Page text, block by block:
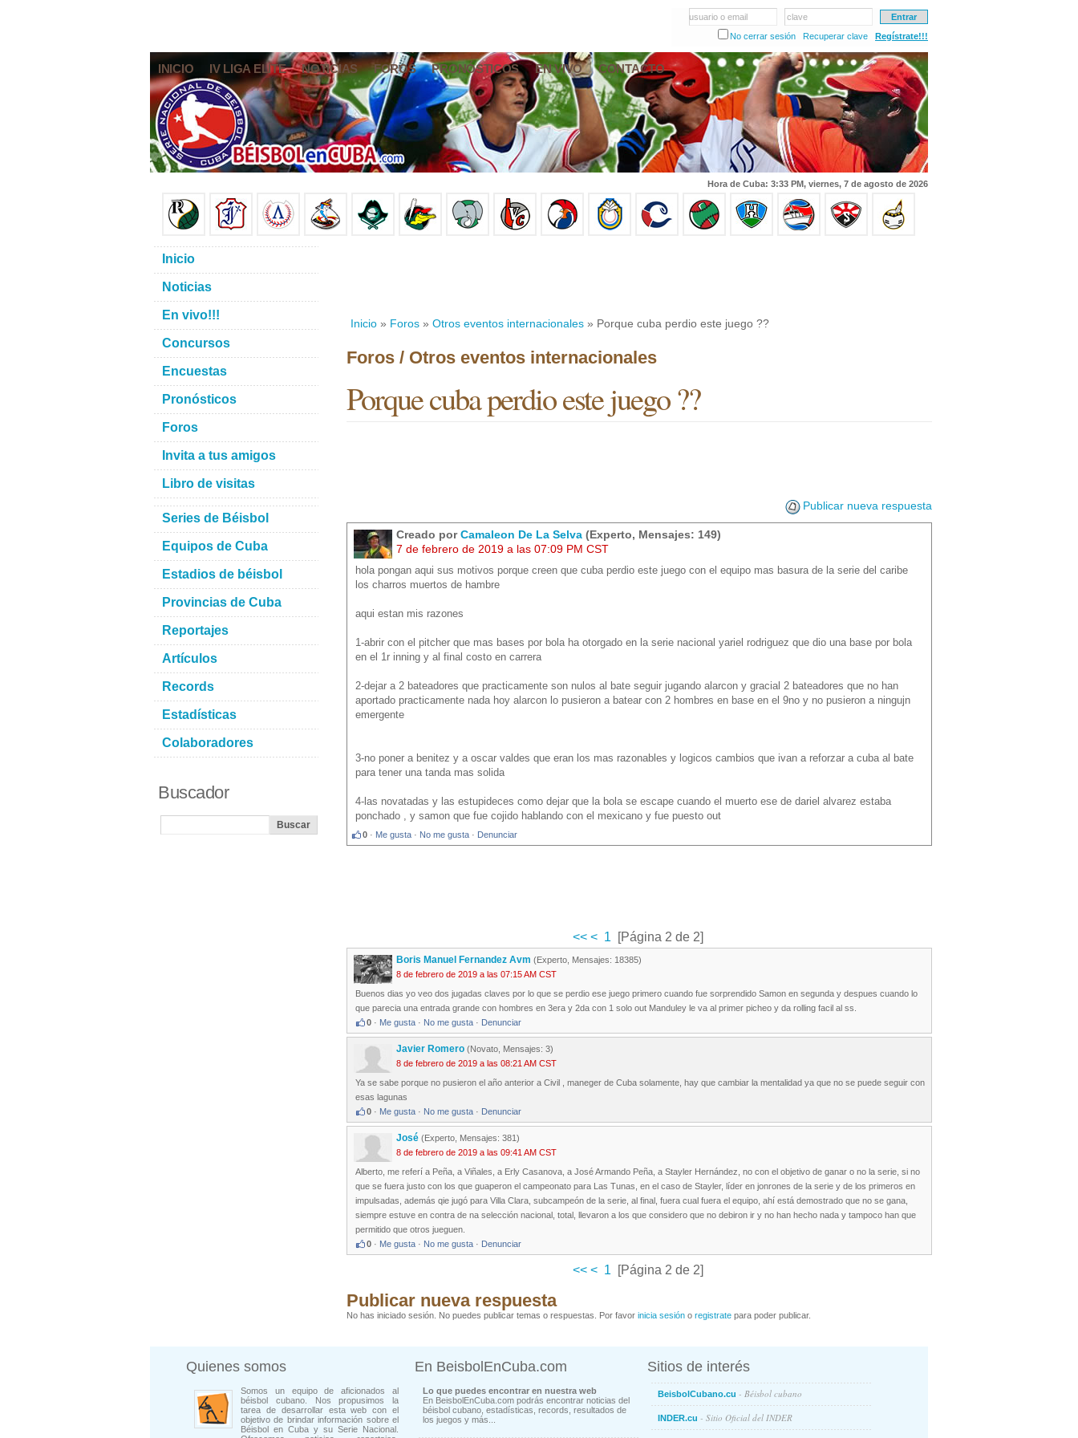
usuario o email
clave
No cerrar sesión
Recuperar clave Regístrate!!!
INICIO IV LIGA ELITE NOTICIAS FOROS PRONÓSTICOS EN VIVO CONTACTO
Hora de Cuba: 3:33 PM, viernes, 7 de agosto de 2026
Inicio » Foros » Otros eventos internacionales » Porque cuba perdio este juego ??
Foros / Otros eventos internacionales
Porque cuba perdio este juego ??
Publicar nueva respuesta
Creado porCamaleon De La Selva (Experto, Mensajes: 149)
7 de febrero de 2019 a las 07:09 PM CST
hola pongan aqui sus motivos porque creen que cuba perdio este juego con el equipo mas basura de la serie del caribe
los charros muertos de hambre
aqui estan mis razones
1-abrir con el pitcher que mas bases por bola ha otorgado en la serie nacional yariel rodriguez que dio una base por bola
en el 1r inning y al final costo en carrera
2-dejar a 2 bateadores que practicamente son nulos al bate seguir jugando alarcon y gracial 2 bateadores que no han
aportado practicamente nada hoy alarcon lo pusieron a batear con 2 hombres en base en el 9no y no pusieron a ningujn
emergente
3-no poner a benitez y a oscar valdes que eran los mas razonables y logicos cambios que ivan a reforzar a cuba al bate
para tener una tanda mas solida
4-las novatadas y las estupideces como dejar que la bola se escape cuando el muerto ese de dariel alvarez estaba
ponchado , y samon que fue cojido hablando con el mexicano y fue puesto out
0 · Me gusta · No me gusta · Denunciar
<< < 1 [Página 2 de 2]
Boris Manuel Fernandez Avm (Experto, Mensajes: 18385)
8 de febrero de 2019 a las 07:15 AM CST
Buenos dias yo veo dos jugadas claves por lo que se perdio ese juego primero cuando fue sorprendido Samon en segunda y despues cuando lo
que parecia una entrada grande con hombres en 3era y 2da con 1 solo out Manduley le va al primer picheo y da rolling facil al ss.
0 · Me gusta · No me gusta · Denunciar
Javier Romero (Novato, Mensajes: 3)
8 de febrero de 2019 a las 08:21 AM CST
Ya se sabe porque no pusieron el año anterior a Civil , maneger de Cuba solamente, hay que cambiar la mentalidad ya que no se puede seguir con
esas lagunas
0 · Me gusta · No me gusta · Denunciar
José (Experto, Mensajes: 381)
8 de febrero de 2019 a las 09:41 AM CST
Alberto, me referí a Peña, a Viñales, a Erly Casanova, a José Armando Peña, a Stayler Hernández, no con el objetivo de ganar o no la serie, si no
que se fuera justo con los que guaperon el campeonato para Las Tunas, en el caso de Stayler, líder en jonrones de la serie y de los primeros en
impulsadas, además qie jugó para Villa Clara, subcampeón de la serie, al final, fuera cual fuera el equipo, ahí está demostrado que no se gana,
siempre estuve en contra de na selección nacional, total, llevaron a los que considero que no debiron ir y no han hecho nada y tampoco han que
permitido que otros jueguen.
0 · Me gusta · No me gusta · Denunciar
<< < 1 [Página 2 de 2]
Publicar nueva respuesta
No has iniciado sesión. No puedes publicar temas o respuestas. Por favor inicia sesión o registrate para poder publicar.
Inicio
Noticias
En vivo!!!
Concursos
Encuestas
Pronósticos
Foros
Invita a tus amigos
Libro de visitas
Series de Béisbol
Equipos de Cuba
Estadios de béisbol
Provincias de Cuba
Reportajes
Artículos
Records
Estadísticas
Colaboradores
Buscador
Quienes somos
Somos un equipo de aficionados al
béisbol cubano. Nos propusimos la
tarea de desarrollar esta web con el
objetivo de brindar información sobre el
Béisbol en Cuba y su Serie Nacional.
En BeisbolEnCuba.com
Lo que puedes encontrar en nuestra web
En BeisbolEnCuba.com podrás encontrar noticias del
béisbol cubano, estadísticas, records, resultados de
los juegos y más...
Sitios de interés
BeisbolCubano.cu - Béisbol cubano
INDER.cu - Sitio Oficial del INDER